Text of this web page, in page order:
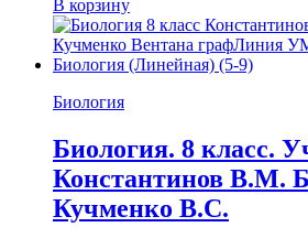
В корзину
Биология
Биология. 8 класс.
Константинов В.М.
Кучменко В.С.